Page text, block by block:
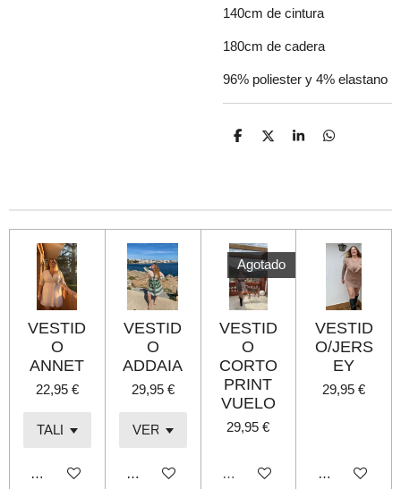
140cm de cintura
180cm de cadera
96% poliester y 4% elastano
C
r
r
C
r
r
C
r
C
r
r
VESTID
O
ANNET
22,95 €
Añadir al carrito
VESTID
O
ADDAIA
29,95 €
Añadir al carrito
Agotado
VESTID
O
CORTO
PRINT
VUELO
29,95 €
Agotado
VESTID
O/JERS
EY
29,95 €
Añadir al